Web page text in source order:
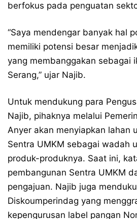
berfokus pada penguatan
“Saya mendengar banyak hal
memiliki potensi besar
yang membanggakan sebagai
Serang,” ujar Najib.
Untuk mendukung para
Najib, pihaknya melalui
Anyer akan menyiapkan lahan
Sentra UMKM sebagai wadah
produk-produknya. Saat ini,
pembangunan Sentra UMKM
pengajuan. Najib juga
Diskoumperindag yang
kepengurusan label pangan